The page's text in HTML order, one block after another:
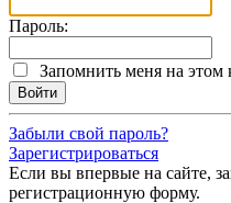
Пароль:
Запомнить меня на этом
Забыли свой пароль?
Зарегистрироваться
Если вы впервые на сайте,
регистрационную форму.